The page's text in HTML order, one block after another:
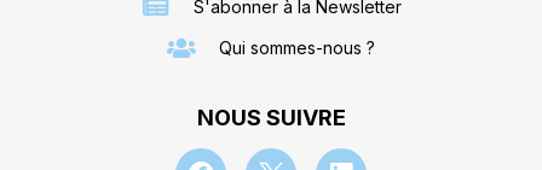
S'abonner à la Newsletter
Qui sommes-nous ?
NOUS SUIVRE